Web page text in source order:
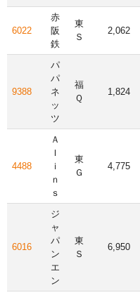
6022
赤
阪
鉄
東
Ｓ
2,062
9388
パ
パ
ネ
ッ
ツ
福
Ｑ
1,824
4488
Ａ
Ｉ
ｉ
ｎ
ｓ
東
Ｇ
4,775
6016
ジ
ャ
パ
ン
エ
ン
東
Ｓ
6,950